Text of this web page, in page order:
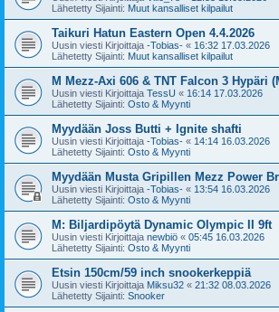
Lähetetty Sijainti: Muut kansalliset kilpailut
Taikuri Hatun Eastern Open 4.4.2026
Uusin viesti Kirjoittaja -Tobias- « 16:32 17.03.2026
Lähetetty Sijainti: Muut kansalliset kilpailut
M Mezz-Axi 606 & TNT Falcon 3 Hypäri
Uusin viesti Kirjoittaja TessU « 16:14 17.03.2026
Lähetetty Sijainti: Osto & Myynti
Myydään Joss Butti + Ignite shafti
Uusin viesti Kirjoittaja -Tobias- « 14:14 16.03.2026
Lähetetty Sijainti: Osto & Myynti
Myydään Musta Gripillen Mezz Power
Uusin viesti Kirjoittaja -Tobias- « 13:54 16.03.2026
Lähetetty Sijainti: Osto & Myynti
M: Biljardipöytä Dynamic Olympic II 9ft
Uusin viesti Kirjoittaja newbiö « 05:45 16.03.2026
Lähetetty Sijainti: Osto & Myynti
Etsin 150cm/59 inch snookerkeppiä
Uusin viesti Kirjoittaja Miksu32 « 21:32 08.03.2026
Lähetetty Sijainti: Snooker